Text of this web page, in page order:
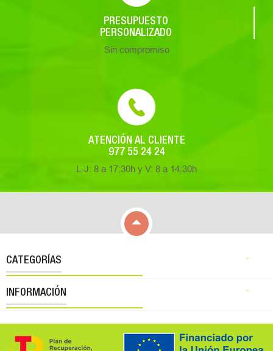
PRESUPUESTO
PERSONALIZADO
Sin compromiso
ATENCIÓN AL CLIENTE
977 55 24 24
L-J: 8 a 17:30h y V: 8 a 14:30h

CATEGORÍAS 
INFORMACIÓN 